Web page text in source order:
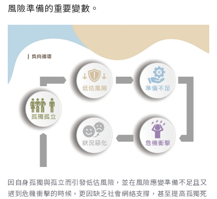
風險準備的重要變數。
因自身孤獨與孤立而引發低估風險，並在風險應變準備不足且又
遇到危機衝擊的時候，更因缺乏社會網絡支撐，甚至提高孤獨死